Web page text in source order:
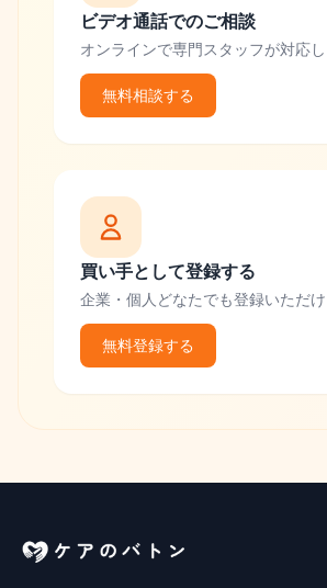
ビデオ通話でのご相談
オンラインで専門スタッフが対応
無料相談する
買い手として登録する
企業・個人どなたでも登録いただ
無料登録する